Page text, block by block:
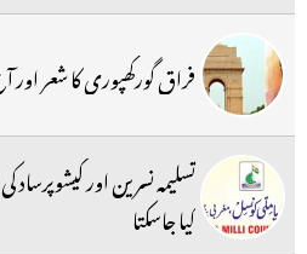
فراق گورکھپوری کا شعر
تسلیمہ نسرین اور کیشوپرساد
کیا جاسکتا